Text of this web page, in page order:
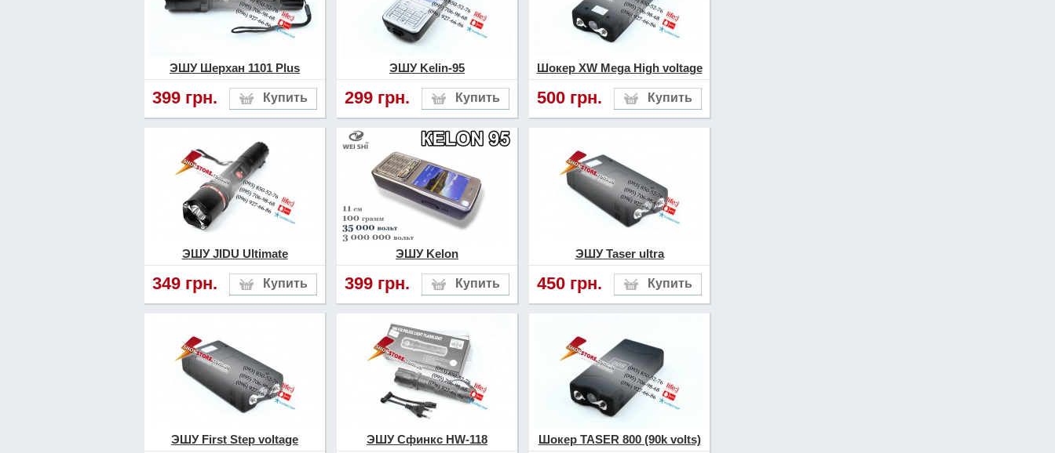
ЭШУ Шерхан 1101 Plus
399 грн.
ЭШУ Kelin-95
299 грн.
Шокер XW Mega High voltage
500 грн.
ЭШУ JIDU Ultimate
349 грн.
ЭШУ Kelon
399 грн.
ЭШУ Taser ultra
450 грн.
ЭШУ First Step voltage ЭШУ Сфинкс HW-118 Шокер TASER 800 (90k volts)